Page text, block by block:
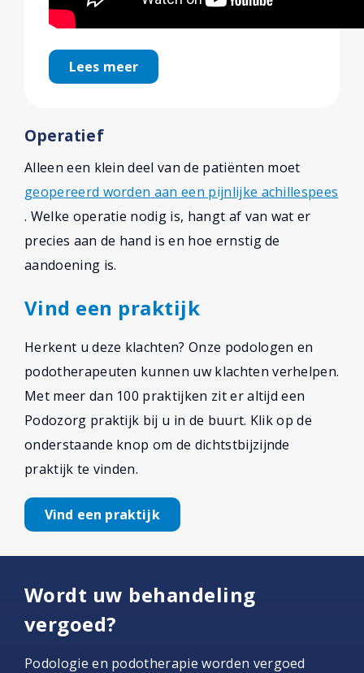
Lees meer
Operatief
Alleen een klein deel van de patiënten moet
geopereerd worden aan een pijnlijke achillespees
. Welke operatie nodig is, hangt af van wat er
precies aan de hand is en hoe ernstig de
aandoening is.
Vind een praktijk
Herkent u deze klachten? Onze podologen en
podotherapeuten kunnen uw klachten verhelpen.
Met meer dan 100 praktijken zit er altijd een
Podozorg praktijk bij u in de buurt. Klik op de
onderstaande knop om de dichtstbijzijnde
praktijk te vinden.
Vind een praktijk
Wordt uw behandeling
vergoed?
Podologie en podotherapie worden vergoed